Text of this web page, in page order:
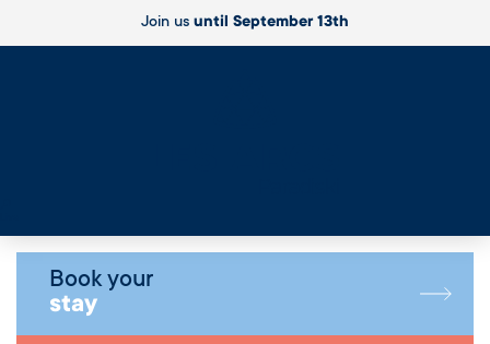
Join us until September 13th
Book your
stay